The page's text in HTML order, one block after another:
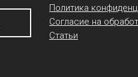
Политика
Согласие на
Статьи